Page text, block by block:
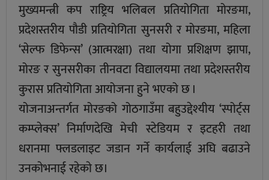
मुख्यमन्त्री कप राष्ट्रिय भलिबल प्रतियोगिता मोरङमा,
प्रदेशस्तरीय पौडी प्रतियोगिता सुनसरी र मोरङमा, महिला
‘सेल्फ डिफेन्स’ (आत्मरक्षा) तथा योगा प्रशिक्षण झापा,
मोरङ र सुनसरीका तीनवटा विद्यालयमा तथा प्रदेशस्तरीय
कुरास प्रतियोगिता आयोजना हुने भएको छ ।
योजनाअन्तर्गत मोरङको गोठगाउँमा बहुउद्देश्यीय ‘स्पोर्ट्स
कम्प्लेक्स’ निर्माणदेखि मेची स्टेडियम र इटहरी तथा
धरानमा फ्लडलाइट जडान गर्ने कार्यलाई अघि बढाउने
उनकाेभनाई रहेकाे छ।